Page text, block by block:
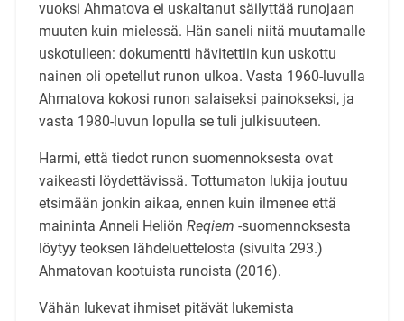
vuoksi Ahmatova ei uskaltanut säilyttää runojaan
muuten kuin mielessä. Hän saneli niitä muutamalle
uskotulleen: dokumentti hävitettiin kun uskottu
nainen oli opetellut runon ulkoa. Vasta 1960-luvulla
Ahmatova kokosi runon salaiseksi painokseksi, ja
vasta 1980-luvun lopulla se tuli julkisuuteen.
Harmi, että tiedot runon suomennoksesta ovat
vaikeasti löydettävissä. Tottumaton lukija joutuu
etsimään jonkin aikaa, ennen kuin ilmenee että
maininta Anneli Heliön Reqiem -suomennoksesta
löytyy teoksen lähdeluettelosta (sivulta 293.)
Ahmatovan kootuista runoista (2016).
Vähän lukevat ihmiset pitävät lukemista